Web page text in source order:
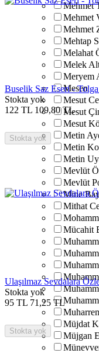
Mehmet
Mehmet
Mehmet
Mehtap
Melahat
Melek
Meryem
Mesen
Mesut
Mesut
Mesut
Metin
Metin
Metin
Mevlüt
Mevlüt
Mine
Mithat
Mücahit
Müjdat
Müjgan
Buselik Saz Eseri -
Stokta yok
122 TL 109,80 TL
Stokta yok
Ulaşılmaz Sevdalara
Stokta yok
95 TL 71,25 TL
Stokta yok